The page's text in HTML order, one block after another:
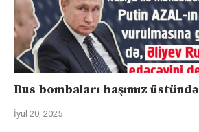
Rus bombaları başımız üstündə
İyul 20, 2025